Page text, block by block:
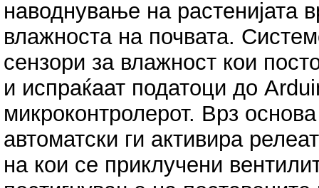
наводнување на растенијата
влажноста на почвата.
сензори за влажност кои
и испраќаат податоци до
микроконтролерот. Врз
автоматски ги активира
на кои се приклучени